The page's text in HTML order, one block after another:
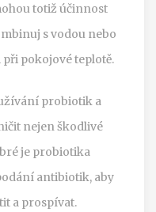
totiž účinnost
s vodou nebo
pokojové teplotě.
probiotik a
nejen škodlivé
je probiotika
antibiotik, aby
a prospívat.